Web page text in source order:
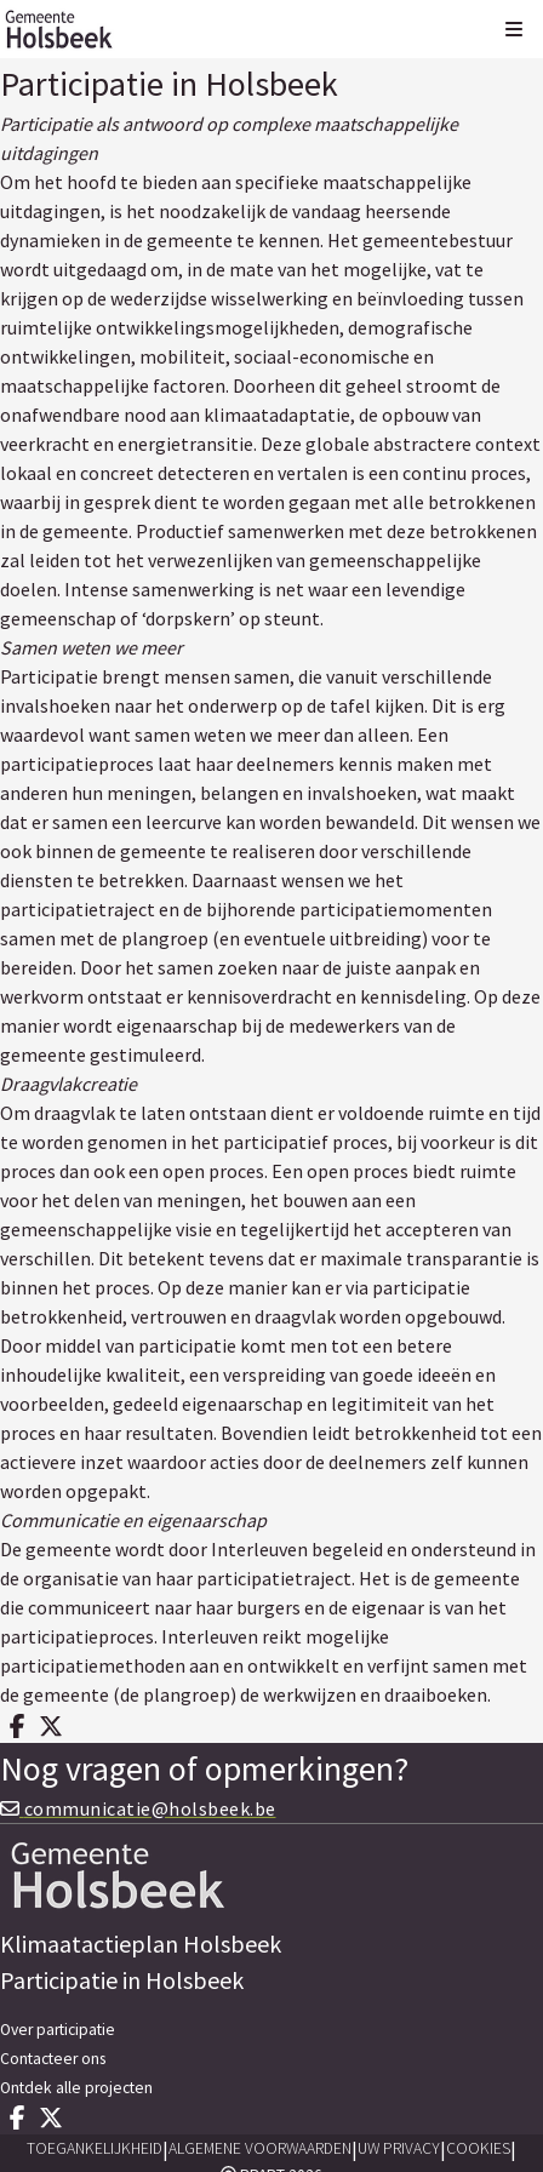
Participatie in Holsbeek
Participatie als antwoord op complexe maatschappelijke
uitdagingen
Om het hoofd te bieden aan specifieke maatschappelijke
uitdagingen, is het noodzakelijk de vandaag heersende
dynamieken in de gemeente te kennen. Het gemeentebestuur
wordt uitgedaagd om, in de mate van het mogelijke, vat te
krijgen op de wederzijdse wisselwerking en beïnvloeding tussen
ruimtelijke ontwikkelingsmogelijkheden, demografische
ontwikkelingen, mobiliteit, sociaal-economische en
maatschappelijke factoren. Doorheen dit geheel stroomt de
onafwendbare nood aan klimaatadaptatie, de opbouw van
veerkracht en energietransitie. Deze globale abstractere context
lokaal en concreet detecteren en vertalen is een continu proces,
waarbij in gesprek dient te worden gegaan met alle betrokkenen
in de gemeente. Productief samenwerken met deze betrokkenen
zal leiden tot het verwezenlijken van gemeenschappelijke
doelen. Intense samenwerking is net waar een levendige
gemeenschap of ‘dorpskern’ op steunt.
Samen weten we meer
Participatie brengt mensen samen, die vanuit verschillende
invalshoeken naar het onderwerp op de tafel kijken. Dit is erg
waardevol want samen weten we meer dan alleen. Een
participatieproces laat haar deelnemers kennis maken met
anderen hun meningen, belangen en invalshoeken, wat maakt
dat er samen een leercurve kan worden bewandeld. Dit wensen we
ook binnen de gemeente te realiseren door verschillende
diensten te betrekken. Daarnaast wensen we het
participatietraject en de bijhorende participatiemomenten
samen met de plangroep (en eventuele uitbreiding) voor te
bereiden. Door het samen zoeken naar de juiste aanpak en
werkvorm ontstaat er kennisoverdracht en kennisdeling. Op deze
manier wordt eigenaarschap bij de medewerkers van de
gemeente gestimuleerd.
Draagvlakcreatie
Om draagvlak te laten ontstaan dient er voldoende ruimte en tijd
te worden genomen in het participatief proces, bij voorkeur is dit
proces dan ook een open proces. Een open proces biedt ruimte
voor het delen van meningen, het bouwen aan een
gemeenschappelijke visie en tegelijkertijd het accepteren van
verschillen. Dit betekent tevens dat er maximale transparantie is
binnen het proces. Op deze manier kan er via participatie
betrokkenheid, vertrouwen en draagvlak worden opgebouwd.
Door middel van participatie komt men tot een betere
inhoudelijke kwaliteit, een verspreiding van goede ideeën en
voorbeelden, gedeeld eigenaarschap en legitimiteit van het
proces en haar resultaten. Bovendien leidt betrokkenheid tot een
actievere inzet waardoor acties door de deelnemers zelf kunnen
worden opgepakt.
Communicatie en eigenaarschap
De gemeente wordt door Interleuven begeleid en ondersteund in
de organisatie van haar participatietraject. Het is de gemeente
die communiceert naar haar burgers en de eigenaar is van het
participatieproces. Interleuven reikt mogelijke
participatiemethoden aan en ontwikkelt en verfijnt samen met
de gemeente (de plangroep) de werkwijzen en draaiboeken.
Deel op facebook
Deel op X
Nog vragen of opmerkingen?
communicatie@holsbeek.be
Klimaatactieplan Holsbeek
Participatie in Holsbeek
Over participatie
Contacteer ons
Ontdek alle projecten
Deel op facebook
Deel op X
TOEGANKELIJKHEID|ALGEMENE VOORWAARDEN|UW PRIVACY|COOKIES|